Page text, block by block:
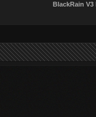
BlackRain V3